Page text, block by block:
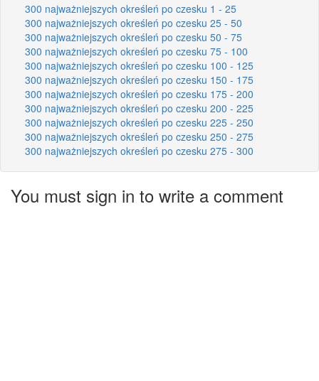
300 najważniejszych określeń po czesku 1 - 25
300 najważniejszych określeń po czesku 25 - 50
300 najważniejszych określeń po czesku 50 - 75
300 najważniejszych określeń po czesku 75 - 100
300 najważniejszych określeń po czesku 100 - 125
300 najważniejszych określeń po czesku 150 - 175
300 najważniejszych określeń po czesku 175 - 200
300 najważniejszych określeń po czesku 200 - 225
300 najważniejszych określeń po czesku 225 - 250
300 najważniejszych określeń po czesku 250 - 275
300 najważniejszych określeń po czesku 275 - 300
You must sign in to write a comment